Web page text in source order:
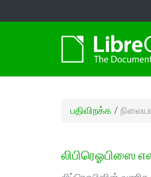
பதிவிறக்க /
லிபிரெஓபிஸை